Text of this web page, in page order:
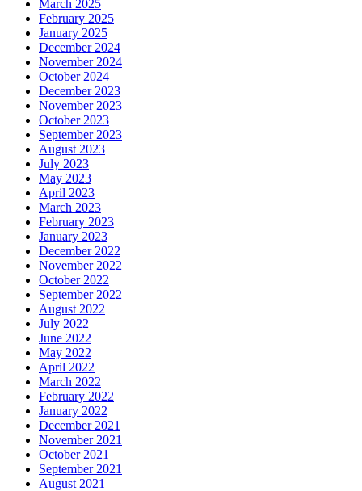
March 2025
February 2025
January 2025
December 2024
November 2024
October 2024
December 2023
November 2023
October 2023
September 2023
August 2023
July 2023
May 2023
April 2023
March 2023
February 2023
January 2023
December 2022
November 2022
October 2022
September 2022
August 2022
July 2022
June 2022
May 2022
April 2022
March 2022
February 2022
January 2022
December 2021
November 2021
October 2021
September 2021
August 2021